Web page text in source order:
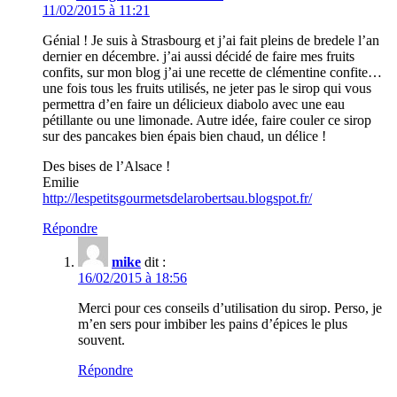
11/02/2015 à 11:21
Génial ! Je suis à Strasbourg et j’ai fait pleins de bredele l’an
dernier en décembre. j’ai aussi décidé de faire mes fruits
confits, sur mon blog j’ai une recette de clémentine confite…
une fois tous les fruits utilisés, ne jeter pas le sirop qui vous
permettra d’en faire un délicieux diabolo avec une eau
pétillante ou une limonade. Autre idée, faire couler ce sirop
sur des pancakes bien épais bien chaud, un délice !
Des bises de l’Alsace !
Emilie
http://lespetitsgourmetsdelarobertsau.blogspot.fr/
Répondre
mike dit :
16/02/2015 à 18:56
Merci pour ces conseils d’utilisation du sirop. Perso, je
m’en sers pour imbiber les pains d’épices le plus
souvent.
Répondre